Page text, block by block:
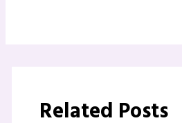
Related Posts